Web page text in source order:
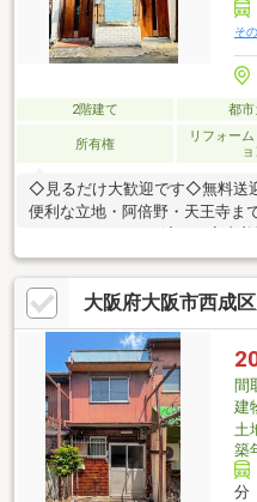
そ
2階建て 都市
所有権
リフォー
◇見るだけ大歓迎です◇無料送
便利な立地・阿倍野・天王寺ま
所等様々な用途に利用可・住
スは迅速に◇交渉は全力です◆‐
ルサポート致します‐◆「とりあ
られた」「他社の物件もまとめ
たい」「しっかり交渉してほ
にご連絡下さいませ。
大阪府大阪市西成
間
建
土
築
分